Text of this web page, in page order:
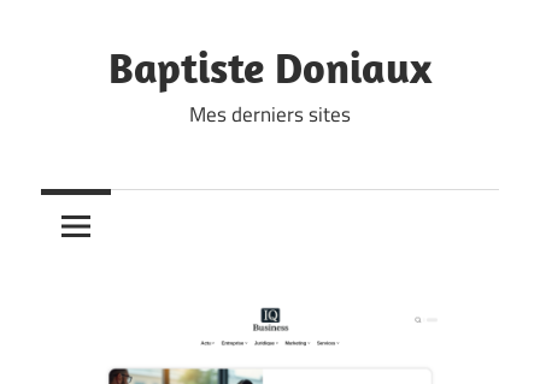
Baptiste Doniaux
Mes derniers sites